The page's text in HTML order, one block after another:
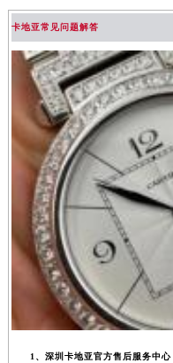
卡地亚常见问题解答
1、深圳卡地亚官方售后服务中